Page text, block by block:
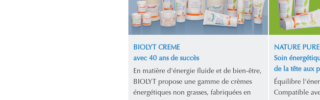
BIOLYT CREME
avec 40 ans de succès
En matière d'énergie fluide et de bien-être,
BIOLYT propose une gamme de crèmes
énergétiques non grasses, fabriquées en
NATURE PURE
Soin
de la tête aux
Équilibre
Compatible